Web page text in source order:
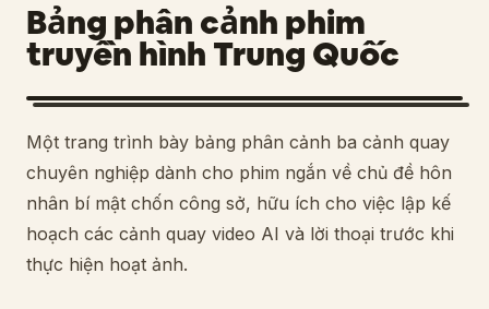
Các trường hợp sử dụng
Kỹ năng
Lời nhắc
Giá cả
Bảng phân cảnh phim
truyền hình Trung Quốc
Một trang trình bày bảng phân cảnh ba cảnh quay
chuyên nghiệp dành cho phim ngắn về chủ đề hôn
nhân bí mật chốn công sở, hữu ích cho việc lập kế
hoạch các cảnh quay video AI và lời thoại trước khi
thực hiện hoạt ảnh.